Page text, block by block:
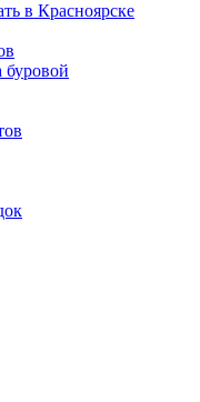
в Красноярске
буровой